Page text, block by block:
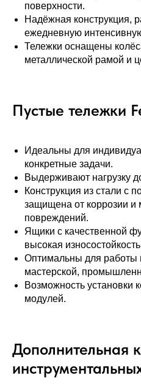
поверхности.
Надёжная конструкция,
ежедневную
Тележки оснащены
металлической рамой и
Пустые тележки
Идеальны для
конкретные задачи.
Выдерживают нагрузку
Конструкция из стали с
защищена от коррозии и
повреждений.
Ящики с качественной
высокая
Оптимальны для работы
мастерской,
Возможность установки
модулей.
Дополнительная